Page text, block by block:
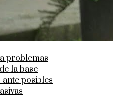
problemas
la base
posibles